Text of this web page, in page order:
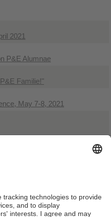
2021
P&E Alumnae
Familie!"
May 7-8, 2021
sind vom 8. März bis
one curriculum, two